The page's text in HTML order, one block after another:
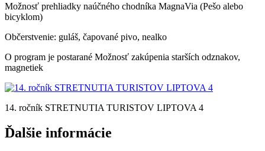
Možnosť prehliadky naúčného chodníka MagnaVia (Pešo alebo
bicyklom)
Občerstvenie: guláš, čapované pivo, nealko
O program je postarané Možnosť zakúpenia starších odznakov,
magnetiek
14. ročník STRETNUTIA TURISTOV LIPTOVA 4
Ďalšie informácie